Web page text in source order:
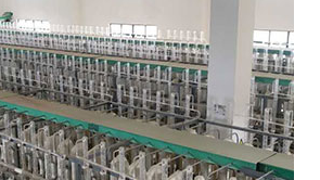
生产设备
工程业绩
发货展示